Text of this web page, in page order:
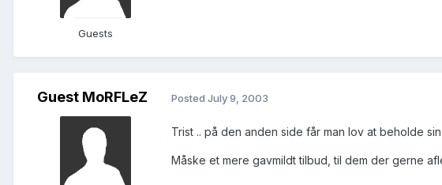
Guests
Guest MoRFLeZ Posted July 9, 2003
Trist .. på den anden side får man lov at beholde
Måske et mere gavmildt tilbud, til dem der gerne